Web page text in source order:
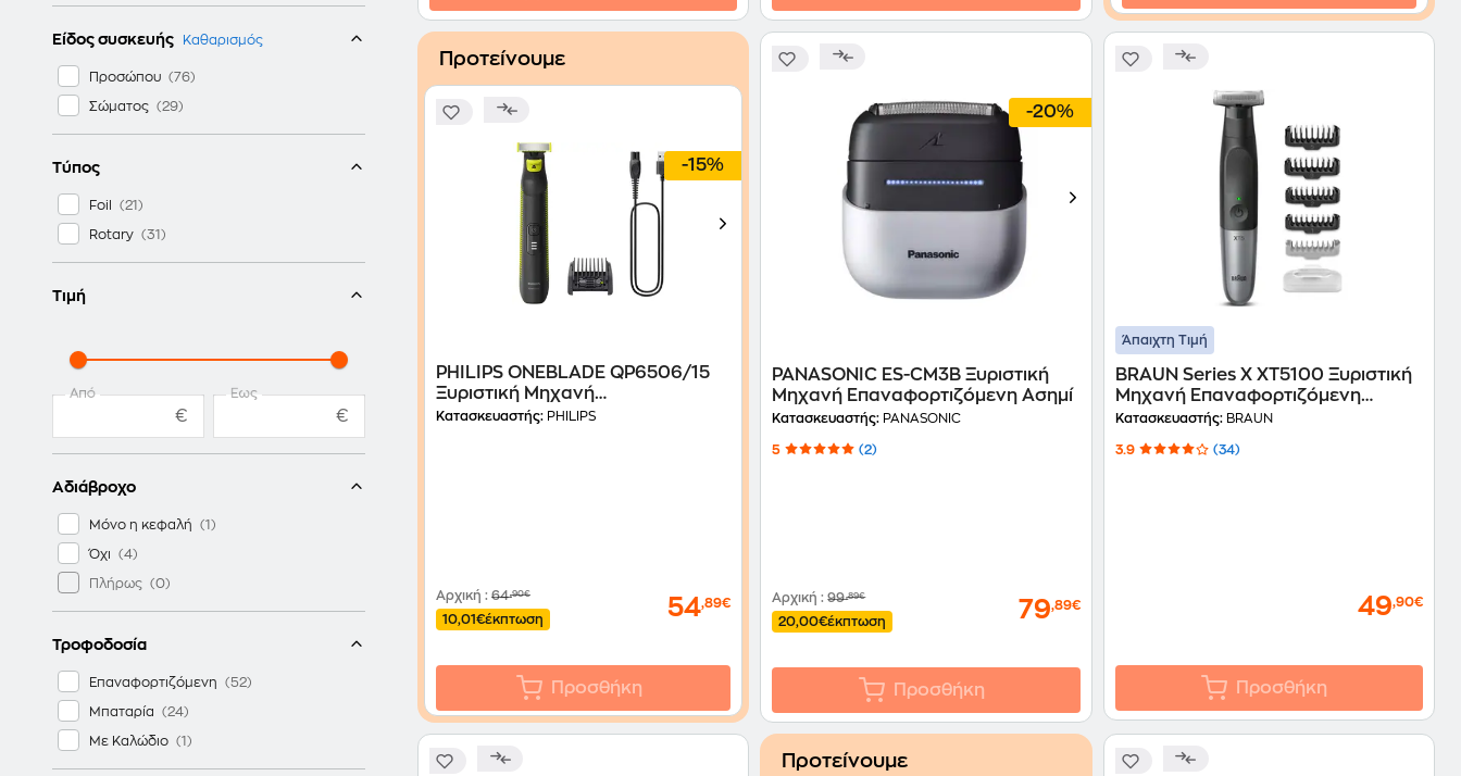
Είδος συσκευής Καθαρισμός
Προσώπου
Σώματος
Τύπος
Foil
Rotary
Τιμή
Από
€
Έως
€
Αδιάβροχο
Μόνο η κεφαλή
Όχι
Πλήρως
Τροφοδοσία
Επαναφορτιζόμενη
Μπαταρία
Με Καλώδιο
Προτείνουμε
-15%
PHILIPS ONEBLADE QP6506/15
Ξυριστική Μηχανή
Επαναφορτιζόμενη Μαύρο
Κατασκευαστής: PHILIPS
Αρχική : 64,90€
10,01€έκπτωση 54,89€
Προσθήκη
-20%
PANASONIC ES-CM3B Ξυριστική
Μηχανή Επαναφορτιζόμενη Ασημί
Κατασκευαστής: PANASONIC
5 (2)
Αρχική:99,89€
20,00€έκπτωση 79,89€
Προσθήκη
Άπαιχτη Τιμή
BRAUN Series X XT5100 Ξυριστική
Μηχανή Επαναφορτιζόμενη
Μαύρο
Κατασκευαστής:BRAUN
3.9 (34)
49,90€
Προσθήκη
Προτείνουμε